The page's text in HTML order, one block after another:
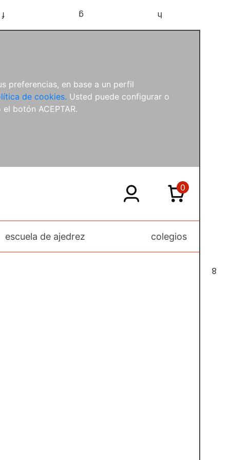
preferencias, en base a un perfil
de cookies. Usted puede configurar o
botón ACEPTAR.
f g h
8
escuela de ajedrez colegios
0